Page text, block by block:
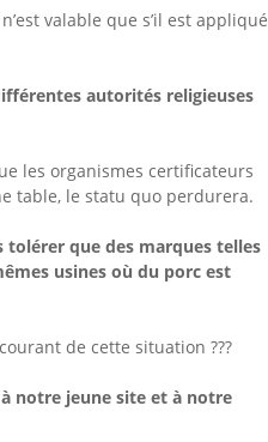
valable que s’il est appliqué
autorités religieuses
les organismes certificateurs
table, le statu quo perdurera.
que des marques telles
usines où du porc est
de cette situation ???
notre jeune site et à notre